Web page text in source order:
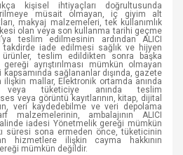
kişisel ihtiyaçları doğrultusunda
müsait olmayan, iç giyim alt
makyaj malzemeleri, tek kullanımlık
olan veya son kullanma tarihi geçme
teslim edilmesinin ardından ALICI
takdirde iade edilmesi sağlık ve hijyen
ürünler, teslim edildikten sonra başka
ayrıştırılması mümkün olmayan
sağlananlar dışında, gazete
mallar, Elektronik ortamda anında
tüketiciye anında teslim
veya görüntü kayıtlarının, kitap, dijital
veri kaydedebilme ve veri depolama
malzemelerinin, ambalajının ALICI
iadesi Yönetmelik gereği mümkün
süresi sona ermeden önce, tüketicinin
hizmetlere ilişkin cayma hakkının
mümkün değildir.